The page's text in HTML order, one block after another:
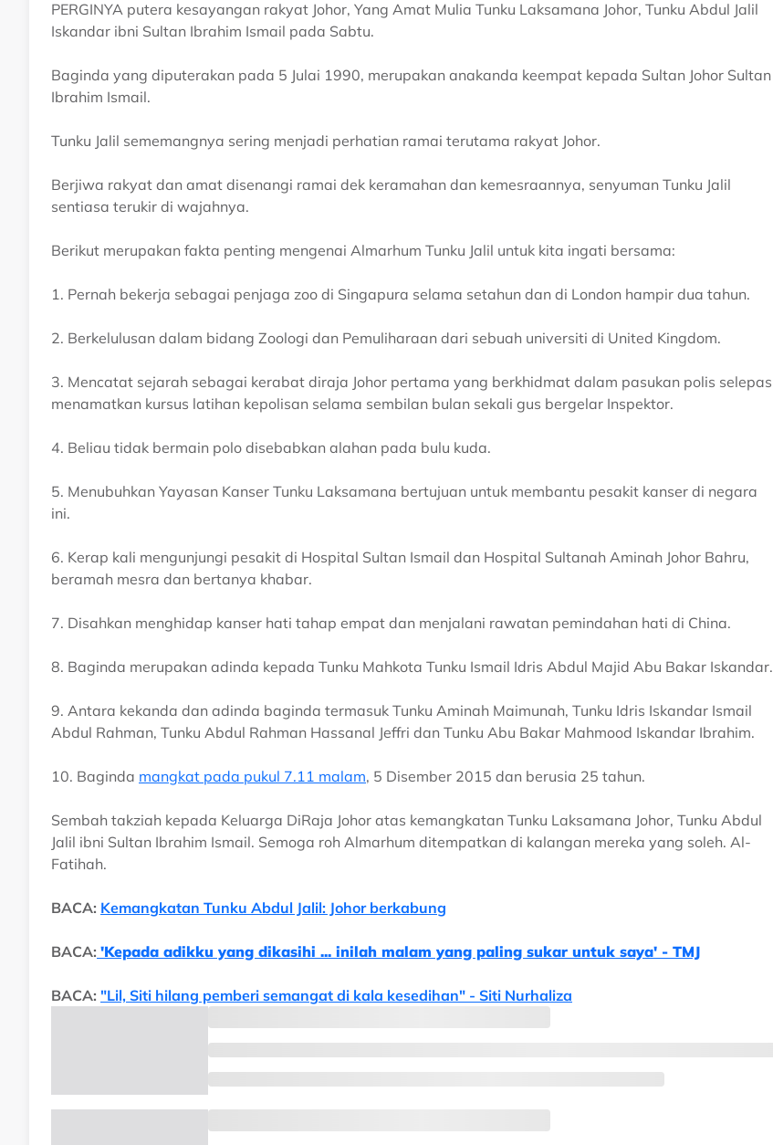
PERGINYA putera kesayangan rakyat Johor, Yang Amat Mulia Tunku Laksamana Johor, Tunku Abdul Jalil
Iskandar ibni Sultan Ibrahim Ismail pada Sabtu.
Baginda yang diputerakan pada 5 Julai 1990, merupakan anakanda keempat kepada Sultan Johor Sultan
Ibrahim Ismail.
Tunku Jalil sememangnya sering menjadi perhatian ramai terutama rakyat Johor.
Berjiwa rakyat dan amat disenangi ramai dek keramahan dan kemesraannya, senyuman Tunku Jalil
sentiasa terukir di wajahnya.
Berikut merupakan fakta penting mengenai Almarhum Tunku Jalil untuk kita ingati bersama:
1. Pernah bekerja sebagai penjaga zoo di Singapura selama setahun dan di London hampir dua tahun.
2. Berkelulusan dalam bidang Zoologi dan Pemuliharaan dari sebuah universiti di United Kingdom.
3. Mencatat sejarah sebagai kerabat diraja Johor pertama yang berkhidmat dalam pasukan polis selepas
menamatkan kursus latihan kepolisan selama sembilan bulan sekali gus bergelar Inspektor.
4. Beliau tidak bermain polo disebabkan alahan pada bulu kuda.
5. Menubuhkan Yayasan Kanser Tunku Laksamana bertujuan untuk membantu pesakit kanser di negara
ini.
6. Kerap kali mengunjungi pesakit di Hospital Sultan Ismail dan Hospital Sultanah Aminah Johor Bahru,
beramah mesra dan bertanya khabar.
7. Disahkan menghidap kanser hati tahap empat dan menjalani rawatan pemindahan hati di China.
8. Baginda merupakan adinda kepada Tunku Mahkota Tunku Ismail Idris Abdul Majid Abu Bakar Iskandar.
9. Antara kekanda dan adinda baginda termasuk Tunku Aminah Maimunah, Tunku Idris Iskandar Ismail
Abdul Rahman, Tunku Abdul Rahman Hassanal Jeffri dan Tunku Abu Bakar Mahmood Iskandar Ibrahim.
10. Baginda mangkat pada pukul 7.11 malam, 5 Disember 2015 dan berusia 25 tahun.
Sembah takziah kepada Keluarga DiRaja Johor atas kemangkatan Tunku Laksamana Johor, Tunku Abdul
Jalil ibni Sultan Ibrahim Ismail. Semoga roh Almarhum ditempatkan di kalangan mereka yang soleh. Al-
Fatihah.
BACA: Kemangkatan Tunku Abdul Jalil: Johor berkabung
BACA: 'Kepada adikku yang dikasihi ... inilah malam yang paling sukar untuk saya' - TMJ
BACA: "Lil, Siti hilang pemberi semangat di kala kesedihan" - Siti Nurhaliza